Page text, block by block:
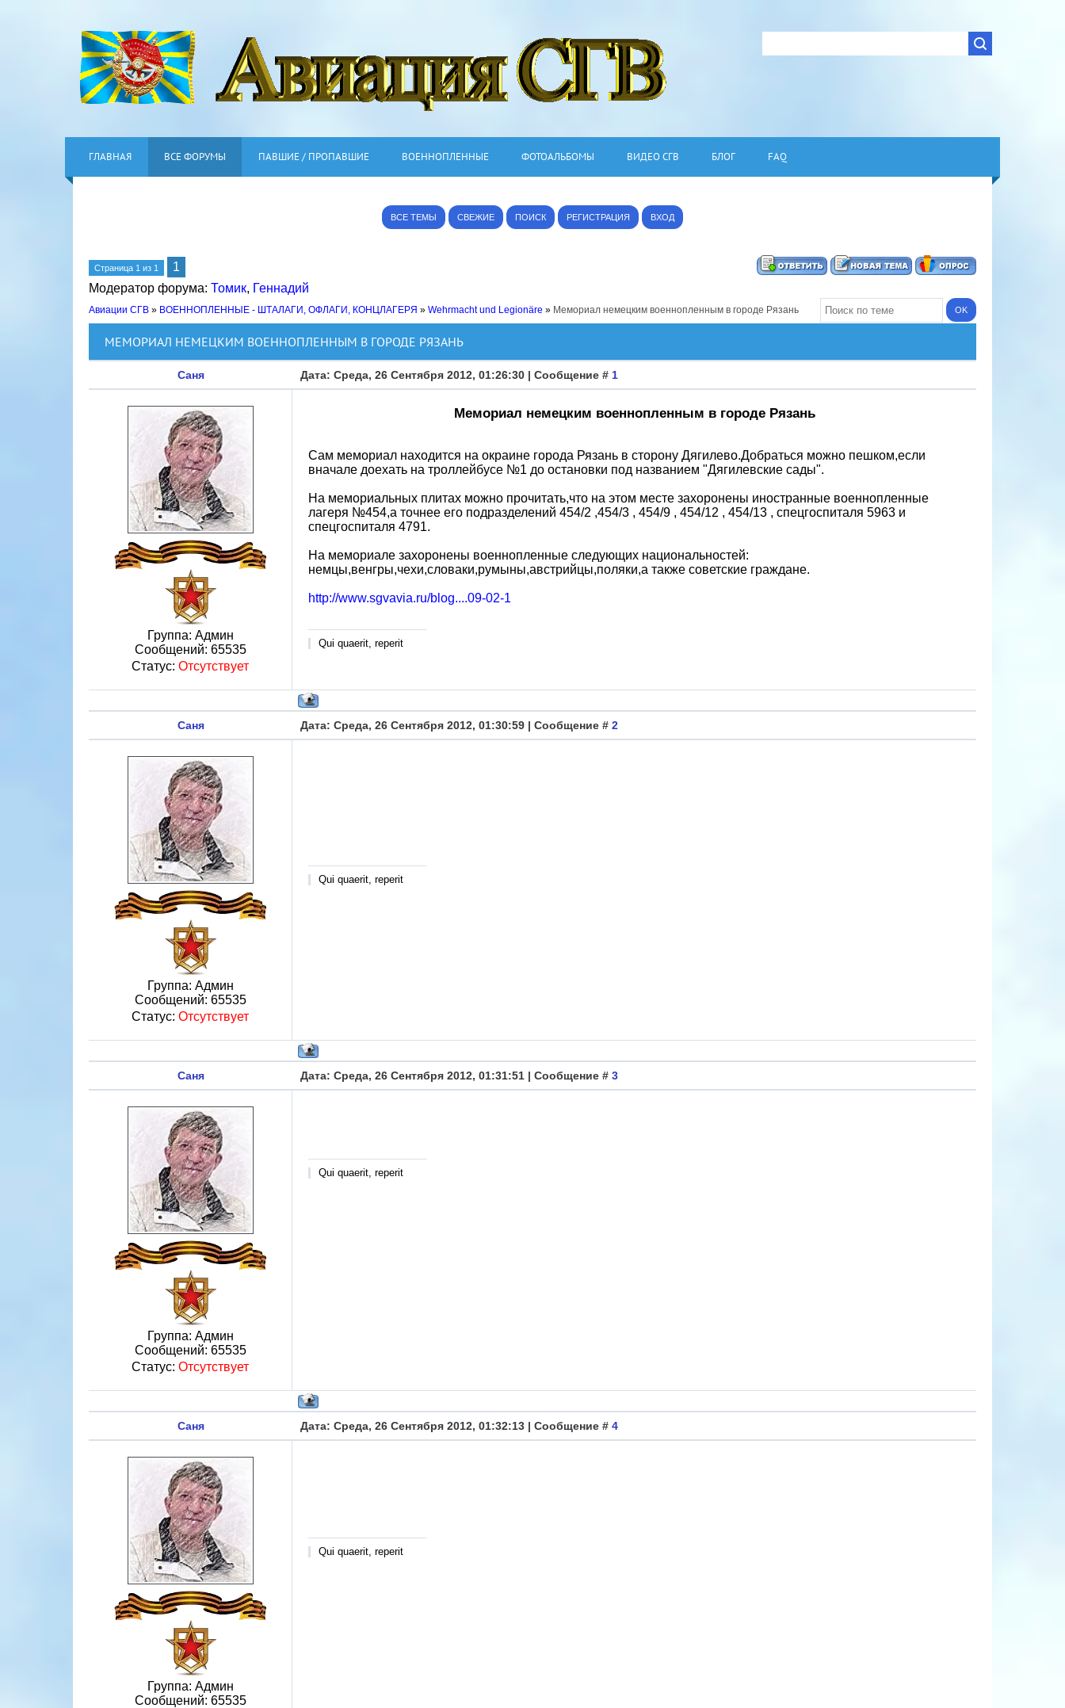
ГЛАВНАЯ ВСЕ ФОРУМЫ ПАВШИЕ / ПРОПАВШИЕ ВОЕННОПЛЕННЫЕ ФОТОАЛЬБОМЫ ВИДЕО СГВ БЛОГ FAQ
ВСЕ ТЕМЫ СВЕЖИЕ ПОИСК РЕГИСТРАЦИЯ ВХОД
Страница 1 из 1
1
Модератор форума: Томик, Геннадий
Авиации СГВ » ВОЕННОПЛЕННЫЕ - ШТАЛАГИ, ОФЛАГИ, КОНЦЛАГЕРЯ » Wehrmacht und Legionäre » Мемориал немецким военнопленным в городе Рязань
МЕМОРИАЛ НЕМЕЦКИМ ВОЕННОПЛЕННЫМ В ГОРОДЕ РЯЗАНЬ
Саня Дата: Среда, 26 Сентября 2012, 01:26:30 | Сообщение # 1
Группа: Админ
Сообщений: 65535
Статус: Отсутствует
Мемориал немецким военнопленным в городе Рязань
Сам мемориал находится на окраине города Рязань в сторону Дягилево.Добраться можно пешком,если
вначале доехать на троллейбусе №1 до остановки под названием "Дягилевские сады".
На мемориальных плитах можно прочитать,что на этом месте захоронены иностранные военнопленные
лагеря №454,а точнее его подразделений 454/2 ,454/3 , 454/9 , 454/12 , 454/13 , спецгоспиталя 5963 и
спецгоспиталя 4791.
На мемориале захоронены военнопленные следующих национальностей:
немцы,венгры,чехи,словаки,румыны,австрийцы,поляки,а также советские граждане.
http://www.sgvavia.ru/blog....09-02-1
Qui quaerit, reperit
Саня Дата: Среда, 26 Сентября 2012, 01:30:59 | Сообщение # 2
Группа: Админ
Сообщений: 65535
Статус: Отсутствует
Qui quaerit, reperit
Саня Дата: Среда, 26 Сентября 2012, 01:31:51 | Сообщение # 3
Группа: Админ
Сообщений: 65535
Статус: Отсутствует
Qui quaerit, reperit
Саня Дата: Среда, 26 Сентября 2012, 01:32:13 | Сообщение # 4
Группа: Админ
Сообщений: 65535
Qui quaerit, reperit